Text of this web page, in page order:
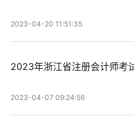
2023-04-20 11:51:35
2023年浙江省注册会计师考
2023-04-07 09:24:56